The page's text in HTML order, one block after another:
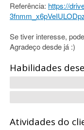
Referência: https://
Se tiver interesse,
Agradeço desde já :)
Habilidades
Atividades do